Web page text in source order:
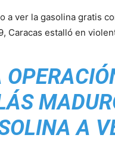
a ver la gasolina gratis
Caracas estalló en
A